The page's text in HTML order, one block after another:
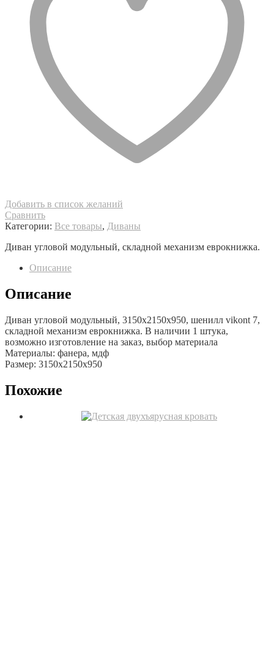
Добавить в список желаний
Сравнить
Категории: Все товары, Диваны
Диван угловой модульный, складной механизм еврокнижка.
Описание
Описание
Диван угловой модульный, 3150х2150х950, шенилл vikont 7,
складной механизм еврокнижка. В наличии 1 штука,
возможно изготовление на заказ, выбор материала
Материалы: фанера, мдф
Размер: 3150х2150х950
Похожие